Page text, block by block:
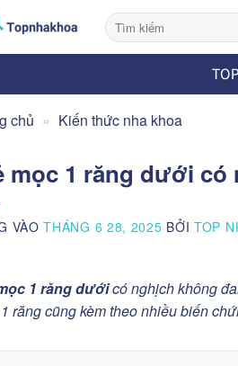
chủ » Kiến thức nha khoa
mọc 1 răng dưới
VÀOTHÁNG 6 28, 2025 BỞITOP
1 răng dướicó nghịch không
răng cũng kèm theo nhiều biến